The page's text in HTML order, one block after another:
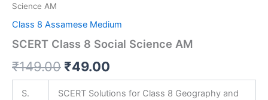
Science AM
Class 8 Assamese Medium
SCERT Class 8 Social Science AM
₹149.00 Original
price
₹49.00
price
S.
SCERT Solutions for Class 8 Geography and